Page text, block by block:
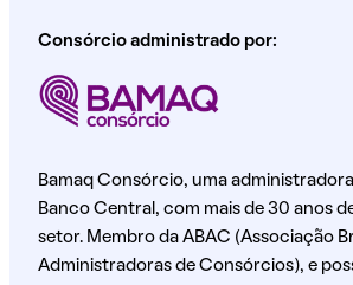
Consórcio administrado por:
Bamaq Consórcio, uma
Banco Central, com mais de 30 anos
setor. Membro da ABAC (Associação
Administradoras de Consórcios), e